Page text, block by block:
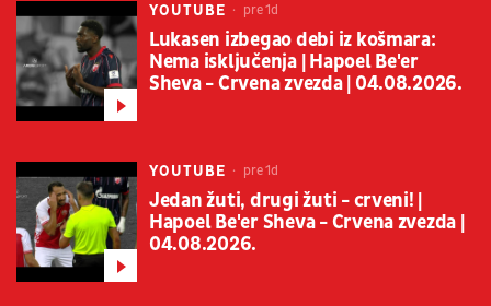
YOUTUBE pre 1d
Lukasen izbegao debi iz košmara:
Nema isključenja | Hapoel Be'er
Sheva - Crvena zvezda | 04.08.2026.
YOUTUBE pre 1d
Jedan žuti, drugi žuti - crveni! |
Hapoel Be'er Sheva - Crvena zvezda |
04.08.2026.